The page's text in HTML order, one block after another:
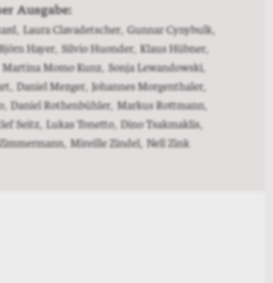
Ausgabe:
, Laura Clavadetscher, Gunnar Cynybulk,
Hayer, Silvio Huonder, Klaus Hübner,
Martina Momo Kunz, Sonja Lewandowski,
, Daniel Mezger, Johannes Morgenthaler,
, Daniel Rothenbühler, Markus Rottmann,
Seitz, Lukas Tonetto, Dino Tsakmaklis,
, Mireille Zindel, Nell Zink